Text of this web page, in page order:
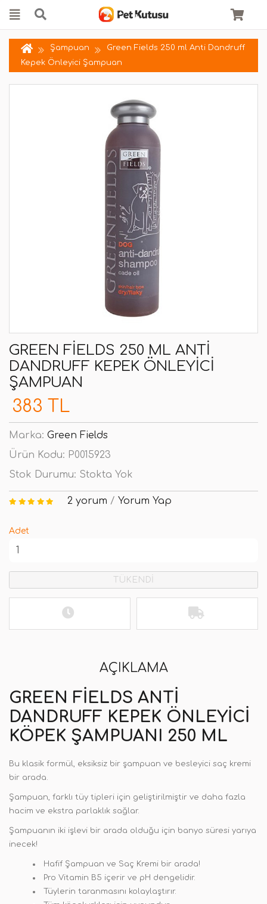
Şampuan
Green Fields 250 ml Anti Dandruff
Kepek Önleyici Şampuan
GREEN FIELDS 250 ML ANTI
DANDRUFF KEPEK ÖNLEYICI
ŞAMPUAN
383 TL
Marka: Green Fields
Ürün Kodu: P0015923
Stok Durumu: Stokta Yok
2 yorum / Yorum Yap
Adet
TÜKENDİ
AÇIKLAMA
GREEN FIELDS ANTI
DANDRUFF KEPEK ÖNLEYICI
KÖPEK ŞAMPUANI 250 ML
Bu klasik formül, eksiksiz bir şampuan ve besleyici saç kremi
bir arada.
Şampuan, farklı tüy tipleri için geliştirilmiştir ve daha fazla
hacim ve ekstra parlaklık sağlar.
Şampuanın iki işlevi bir arada olduğu için banyo süresi yarıya
inecek!
Hafif Şampuan ve Saç Kremi bir arada!
Pro Vitamin B5 içerir ve pH dengelidir.
Tüylerin taranmasını kolaylaştırır.